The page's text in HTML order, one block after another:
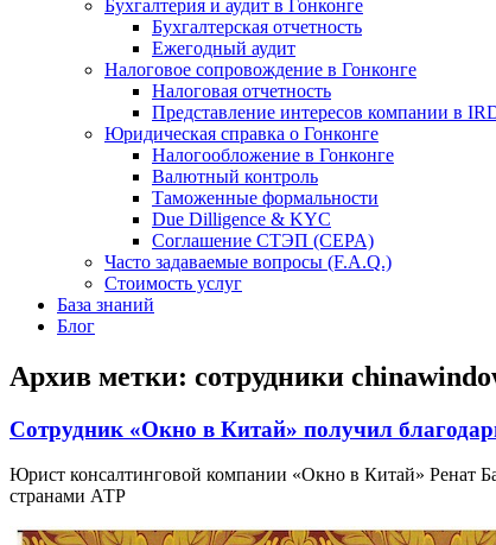
Бухгалтерия и аудит в Гонконге
Бухгалтерская отчетность
Ежегодный аудит
Налоговое сопровождение в Гонконге
Налоговая отчетность
Представление интересов компании в
Юридическая справка о Гонконге
Налогообложение в Гонконге
Валютный контроль
Таможенные формальности
Due Dilligence & KYC
Соглашение СТЭП (CEPA)
Часто задаваемые вопросы (F.A.Q.)
Стоимость услуг
База знаний
Блог
Архив метки: сотрудники
Сотрудник «Окно в Китай» получил
Юрист консалтинговой компании «Окно в Китай» Ренат
странами АТР